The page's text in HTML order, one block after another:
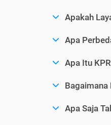
Apakah
Apa
Apa Itu
Bagaimana
Apa Saja